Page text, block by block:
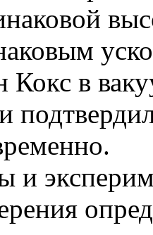
Кокс в
и